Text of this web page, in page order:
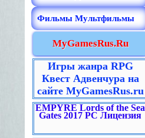
Фильмы Мультфильмы
MyGamesRus.Ru
Игры жанра RPG
Квест Адвенчура на
сайте MyGamesRus.ru
EMPYRE Lords of the Sea
Gates 2017 PC Лицензия